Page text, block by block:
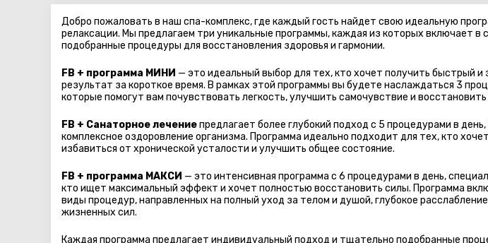
Добро пожаловать в наш спа-комплекс, где каждый гость найдет свою идеальную
релаксации. Мы предлагаем три уникальные программы, каждая из которых включает в
подобранные процедуры для восстановления здоровья и гармонии.
FB + программа МИНИ — это идеальный выбор для тех, кто хочет получить быстрый
результат за короткое время. В рамках этой программы вы будете наслаждаться 3
которые помогут вам почувствовать легкость, улучшить самочувствие и
FB + Санаторное лечениепредлагает более глубокий подход с 5 процедурами в
комплексное оздоровление организма. Программа идеально подходит для тех, кто
избавиться от хронической усталости и улучшить общее состояние.
FB + программа МАКСИ — это интенсивная программа с 6 процедурами в день,
кто ищет максимальный эффект и хочет полностью восстановить силы. Программа
виды процедур, направленных на полный уход за телом и душой, глубокое
жизненных сил.
Каждая программа предлагает индивидуальный подход и тщательно подобранные